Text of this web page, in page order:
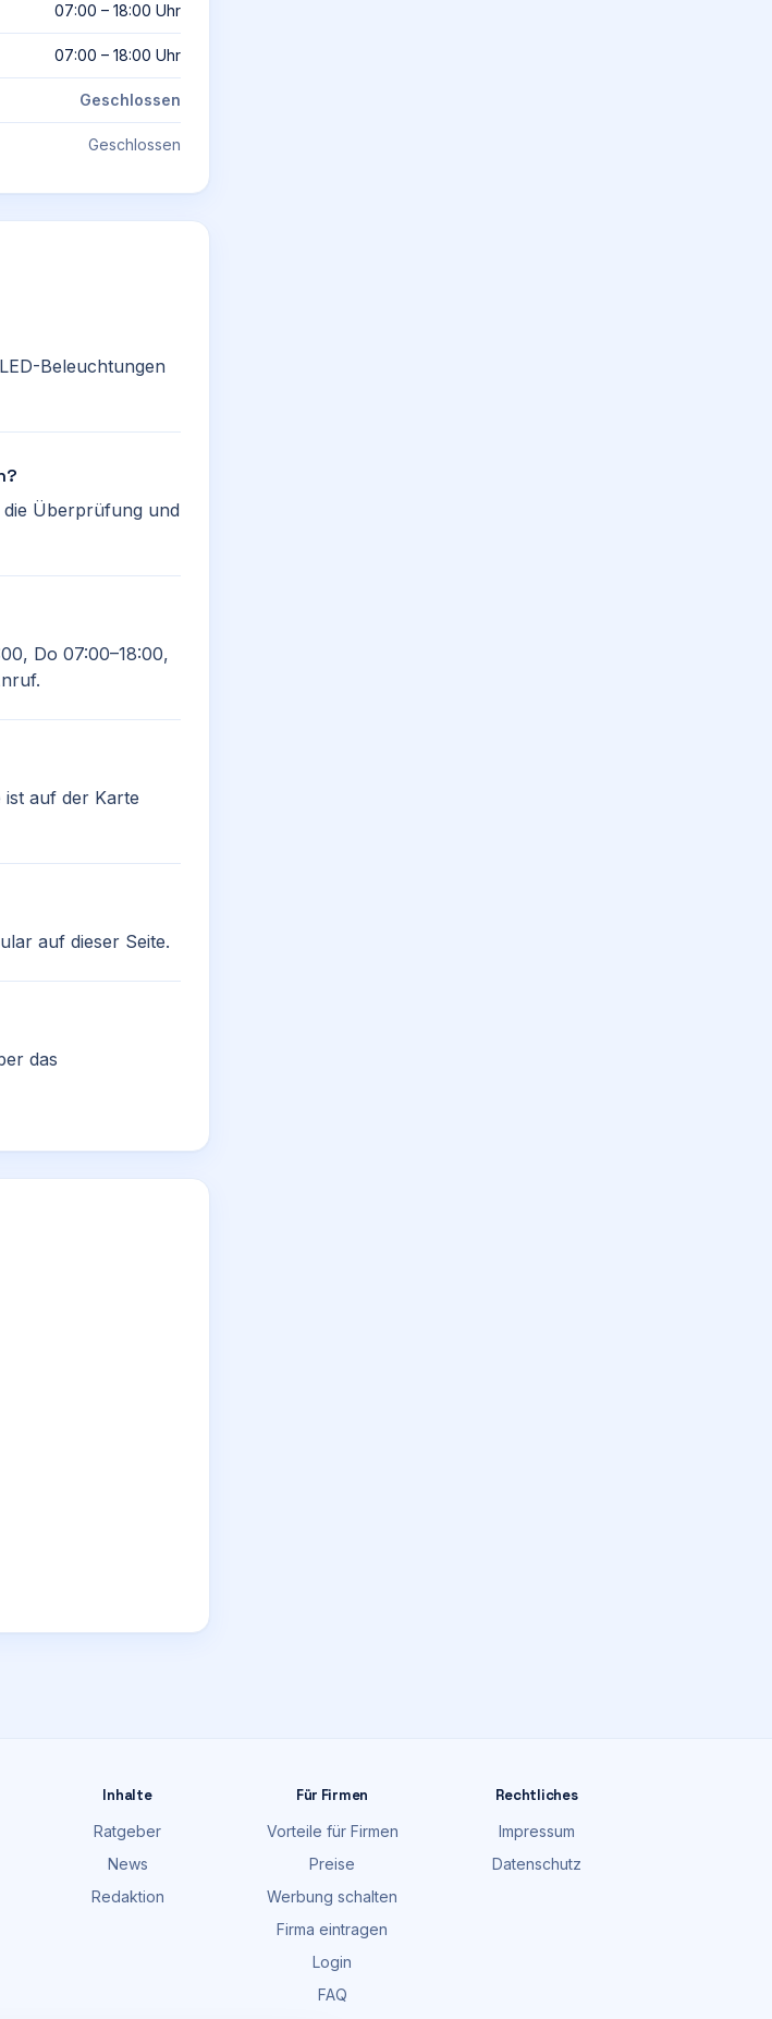
07:00 – 18:00 Uhr
07:00 – 18:00 Uhr
Geschlossen
Geschlossen
Beleuchtungen
Überprüfung und
Do 07:00–18:00,
ist auf der Karte
auf dieser Seite.
das
Inhalte
Ratgeber
News
Redaktion
Für Firmen
Vorteile für Firmen
Preise
Werbung schalten
Firma eintragen
Login
FAQ
Rechtliches
Impressum
Datenschutz